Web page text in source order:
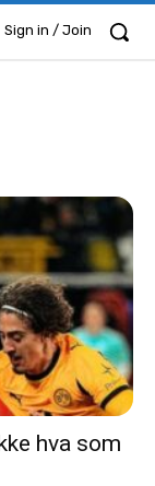
Sign in / Join
hva som